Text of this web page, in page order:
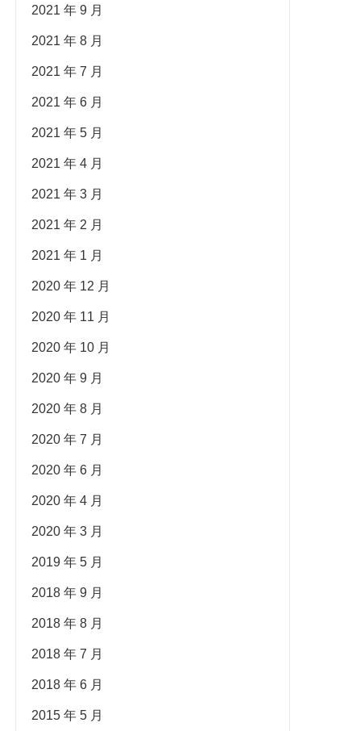
2021 年 9 月
2021 年 8 月
2021 年 7 月
2021 年 6 月
2021 年 5 月
2021 年 4 月
2021 年 3 月
2021 年 2 月
2021 年 1 月
2020 年 12 月
2020 年 11 月
2020 年 10 月
2020 年 9 月
2020 年 8 月
2020 年 7 月
2020 年 6 月
2020 年 4 月
2020 年 3 月
2019 年 5 月
2018 年 9 月
2018 年 8 月
2018 年 7 月
2018 年 6 月
2015 年 5 月